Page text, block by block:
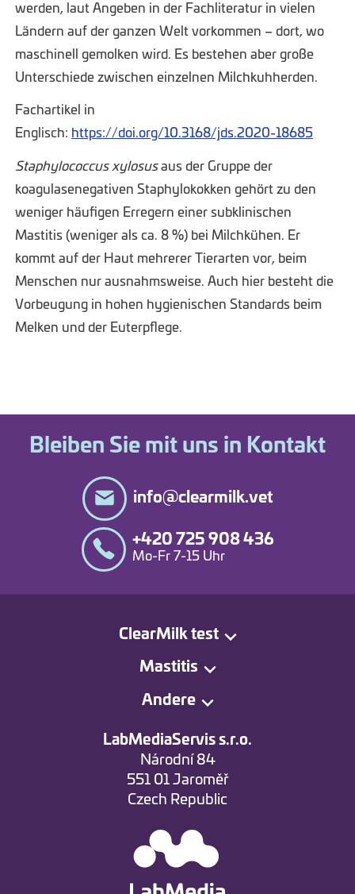
werden, laut Angeben in der Fachliteratur in vielen
Ländern auf der ganzen Welt vorkommen – dort, wo
maschinell gemolken wird. Es bestehen aber große
Unterschiede zwischen einzelnen Milchkuhherden.
Fachartikel in
Englisch: https://doi.org/10.3168/jds.2020-18685
Staphylococcus xylosusaus der Gruppe der
koagulasenegativen Staphylokokken gehört zu den
weniger häufigen Erregern einer subklinischen
Mastitis (weniger als ca. 8 %) bei Milchkühen. Er
kommt auf der Haut mehrerer Tierarten vor, beim
Menschen nur ausnahmsweise. Auch hier besteht die
Vorbeugung in hohen hygienischen Standards beim
Melken und der Euterpflege.
Bleiben Sie mit uns in Kontakt
info@clearmilk.vet
+420 725 908 436
Mo-Fr 7-15 Uhr
ClearMilk test
Mastitis
Andere
LabMediaServis s.r.o.
Národní 84
551 01 Jaroměř
Czech Republic